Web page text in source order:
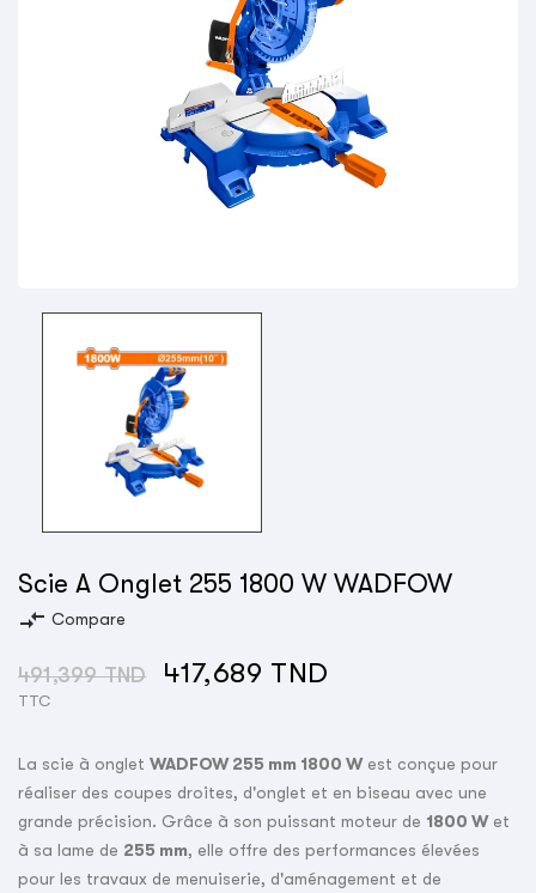
Scie A Onglet 255 1800 W WADFOW
compare_arrows Compare
491,399 TND 417,689 TND
TTC
La scie à onglet WADFOW 255 mm 1800 West conçue pour
réaliser des coupes droites, d'onglet et en biseau avec une
grande précision. Grâce à son puissant moteur de 1800 Wet
à sa lame de 255 mm, elle offre des performances élevées
pour les travaux de menuiserie, d'aménagement et de